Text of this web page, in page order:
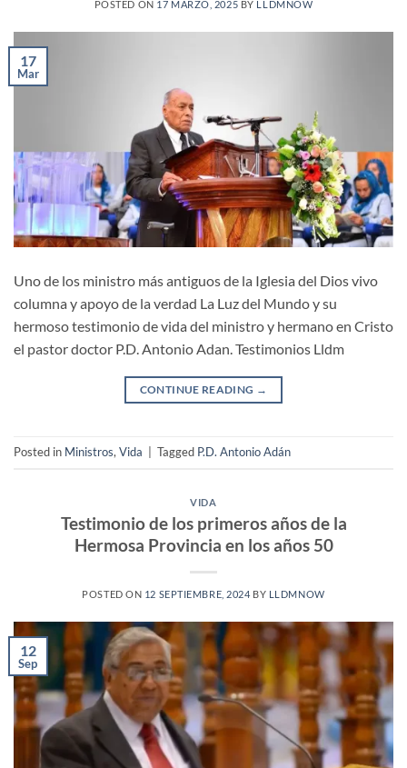
POSTED ON 17 MARZO, 2025 BY LLDMNOW
17
Mar
Uno de los ministro más antiguos de la Iglesia del Dios vivo
columna y apoyo de la verdad La Luz del Mundo y su
hermoso testimonio de vida del ministro y hermano en Cristo
el pastor doctor P.D. Antonio Adan. Testimonios Lldm
CONTINUE READING →
Posted in Ministros,Vida Tagged P.D. Antonio Adán
VIDA
Testimonio de los primeros años de la
Hermosa Provincia en los años 50
POSTED ON 12 SEPTIEMBRE, 2024 BY LLDMNOW
12
Sep